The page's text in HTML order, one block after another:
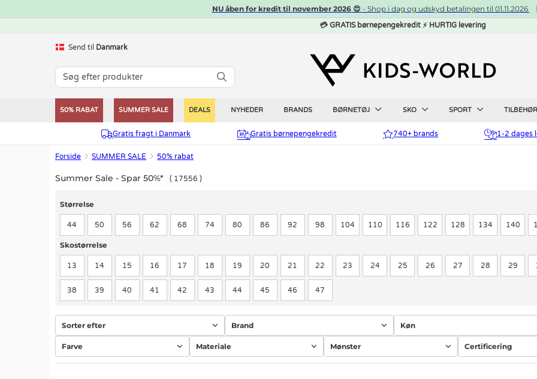
NU åben for kredit til november 2026 😍 - Shop i dag og udskyd betalingen til 01.11.2026
💳 GRATIS børnepengekredit ⚡ HURTIG levering
Send til Danmark
50% RABAT SUMMER SALE DEALS NYHEDER BRANDS BØRNETØJ SKO SPORT
Gratis fragt i Danmark Gratis børnepengekredit 740+ brands 1-2 dages
Forside SUMMER SALE 50% rabat
Summer Sale - Spar 50%* 17556
Størrelse
44 50 56 62 68 74 80 86 92 98 104 110 116 122 128 134 140
Skostørrelse
13 14 15 16 17 18 19 20 21 22 23 24 25 26 27 28 29
38 39 40 41 42 43 44 45 46 47
Sorter efter Brand Køn
Farve Materiale Mønster Certificering